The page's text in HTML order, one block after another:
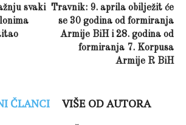
svaki Travnik: 9. aprila obilježit će
se 30 godina od formiranja
Armije BiH i 28. godina od
formiranja 7. Korpusa
Armije R BiH
ČLANCI VIŠE OD AUTORA